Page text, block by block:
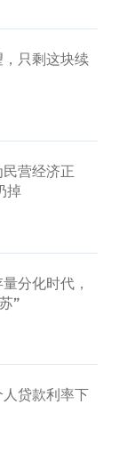
只剩这块续
营经济正
掉
分化时代，
”
贷款利率下